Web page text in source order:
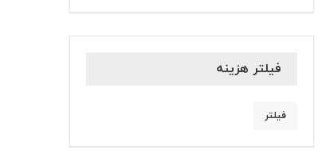
فیلتر هزینه
فیلتر